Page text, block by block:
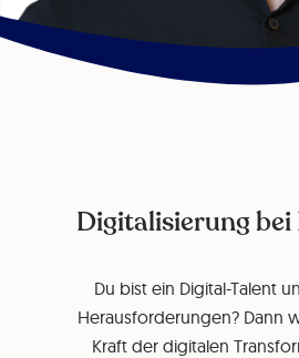
Digitalisierung bei
Du bist ein Digital-Talent
Herausforderungen? Dann
Kraft der digitalen